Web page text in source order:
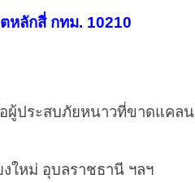
กสี่ กทม. 10210
ระสบภัยหนาวที่ขาดแคลน
ม่ อุบลราชธานี ฯลฯ